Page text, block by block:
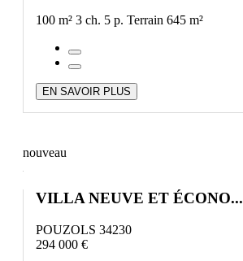
100 m² 3 ch. 5 p. Terrain 645 m²
EN SAVOIR PLUS
nouveau
VILLA NEUVE ET ÉCONO...
POUZOLS 34230
294 000 €